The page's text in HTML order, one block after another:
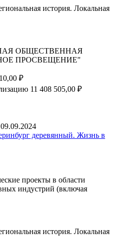
история. Локальная
ОБЩЕСТВЕННАЯ
ПРОСВЕЩЕНИЕ"
₽
11 408 505,00 ₽
деревянный. Жизнь в
проекты в области
индустрий (включая
история. Локальная